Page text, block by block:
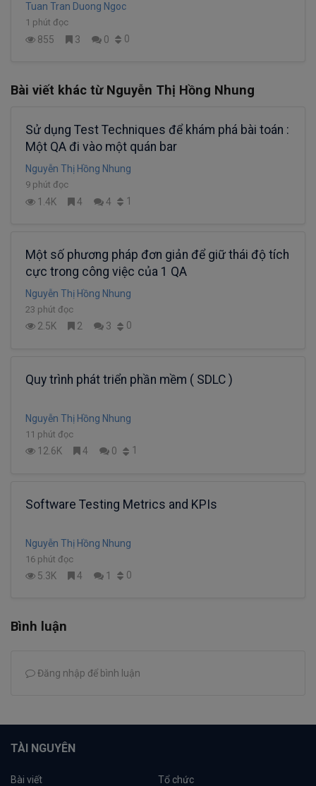
Tuan Tran Duong Ngoc
1 phút đọc
855 3 0 0
Bài viết khác từ Nguyễn Thị Hồng Nhung
Sử dụng Test Techniques để khám phá bài toán :
Một QA đi vào một quán bar
Nguyễn Thị Hồng Nhung
9 phút đọc
1.4K 4 4 1
Một số phương pháp đơn giản để giữ thái độ tích
cực trong công việc của 1 QA
Nguyễn Thị Hồng Nhung
23 phút đọc
2.5K 2 3 0
Quy trình phát triển phần mềm ( SDLC )
Nguyễn Thị Hồng Nhung
11 phút đọc
12.6K 4 0 1
Software Testing Metrics and KPIs
Nguyễn Thị Hồng Nhung
16 phút đọc
5.3K 4 1 0
Bình luận
Đăng nhập để bình luận
TÀI NGUYÊN
Bài viết Tổ chức